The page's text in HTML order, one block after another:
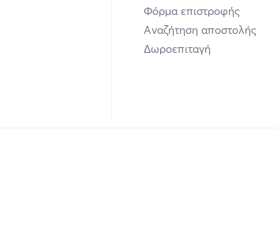
Φόρμα επιστροφής
Αναζήτηση αποστολής
Δωροεπιταγή